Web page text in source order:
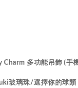
多功能吊飾 (手
玻璃珠/選擇你的球類